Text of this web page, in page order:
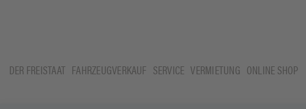
DER FREISTAAT FAHRZEUGVERKAUF SERVICE VERMIETUNG ONLINE SHOP